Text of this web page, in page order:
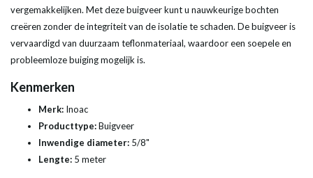
vergemakkelijken. Met deze buigveer kunt u nauwkeurige bochten
creëren zonder de integriteit van de isolatie te schaden. De buigveer is
vervaardigd van duurzaam teflonmateriaal, waardoor een soepele en
probleemloze buiging mogelijk is.
Kenmerken
Merk: Inoac
Producttype:Buigveer
Inwendige diameter: 5/8"
Lengte: 5 meter